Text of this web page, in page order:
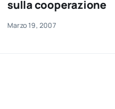
sulla cooperazione
Marzo 19, 2007